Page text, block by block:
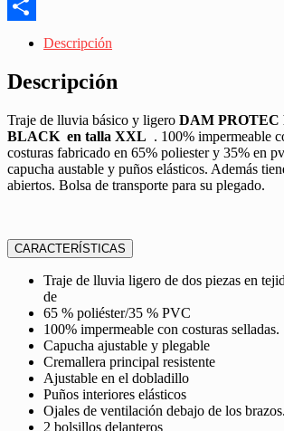
Messenger
Descripción
Descripción
Traje de lluvia básico y ligero DAM
BLACK en talla XXL . 100% impermeable
costuras fabricado en 65% poliester y 35% en
capucha austable y puños elásticos. Además
abiertos. Bolsa de transporte para su plegado.
CARACTERÍSTICAS
Traje de lluvia ligero de dos piezas en
de
65 % poliéster/35 % PVC
100% impermeable con costuras selladas.
Capucha ajustable y plegable
Cremallera principal resistente
Ajustable en el dobladillo
Puños interiores elásticos
Ojales de ventilación debajo de los brazos.
2 bolsillos delanteros